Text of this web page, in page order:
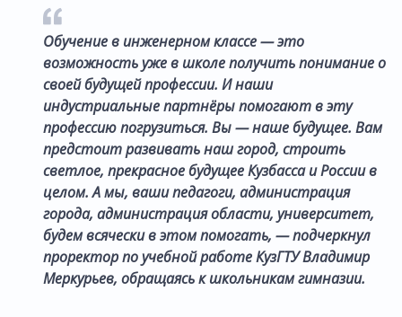
Обучение в инженерном классе — это
возможность уже в школе получить понимание о
своей будущей профессии. И наши
индустриальные партнёры помогают в эту
профессию погрузиться. Вы — наше будущее. Вам
предстоит развивать наш город, строить
светлое, прекрасное будущее Кузбасса и России в
целом. А мы, ваши педагоги, администрация
города, администрация области, университет,
будем всячески в этом помогать, — подчеркнул
проректор по учебной работе КузГТУ Владимир
Меркурьев, обращаясь к школьникам гимназии.